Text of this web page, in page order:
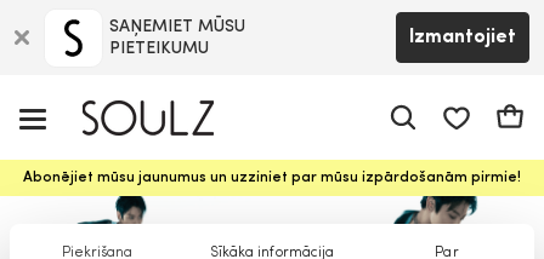
Piekrišana Sīkāka informācija Par
SAŅEMIET MŪSU
PIETEIKUMU
Izmantojiet
Abonējiet mūsu jaunumus un uzziniet par mūsu izpārdošanām pirmie!